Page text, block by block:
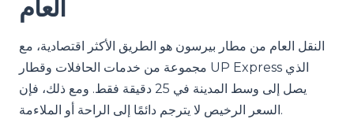
العام
النقل العام من مطار بيرسون هو الطريق الأكثر اقتصادية، مع
مجموعة من خدمات الحافلات وقطار UP Express الذي
يصل إلى وسط المدينة في 25 دقيقة فقط. ومع ذلك، فإن
السعر الرخيص لا يترجم دائمًا إلى الراحة أو الملاءمة.